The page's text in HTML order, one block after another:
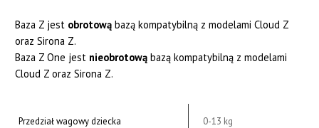
Baza Z jest obrotową bazą kompatybilną z modelami Cloud Z
oraz Sirona Z.
Baza Z One jest nieobrotową bazą kompatybilną z modelami
Cloud Z oraz Sirona Z.
Przedział wagowy dziecka
0-13 kg